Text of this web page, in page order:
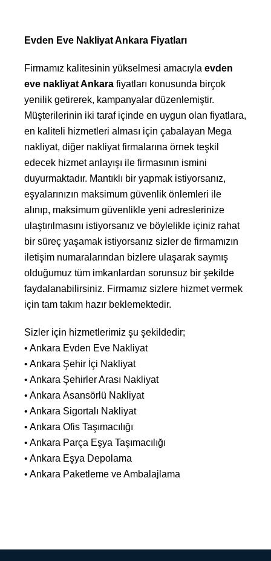
Evden Eve Nakliyat Ankara Fiyatları
Firmamız kalitesinin yükselmesi amacıyla evden
eve nakliyat Ankara fiyatları konusunda birçok
yenilik getirerek, kampanyalar düzenlemiştir.
Müşterilerinin iki taraf içinde en uygun olan fiyatlara,
en kaliteli hizmetleri alması için çabalayan Mega
nakliyat, diğer nakliyat firmalarına örnek teşkil
edecek hizmet anlayışı ile firmasının ismini
duyurmaktadır. Mantıklı bir yapmak istiyorsanız,
eşyalarınızın maksimum güvenlik önlemleri ile
alınıp, maksimum güvenlikle yeni adreslerinize
ulaştırılmasını istiyorsanız ve böylelikle içiniz rahat
bir süreç yaşamak istiyorsanız sizler de firmamızın
iletişim numaralarından bizlere ulaşarak saymış
olduğumuz tüm imkanlardan sorunsuz bir şekilde
faydalanabilirsiniz. Firmamız sizlere hizmet vermek
için tam takım hazır beklemektedir.
Sizler için hizmetlerimiz şu şekildedir;
• Ankara Evden Eve Nakliyat
• Ankara Şehir İçi Nakliyat
• Ankara Şehirler Arası Nakliyat
• Ankara Asansörlü Nakliyat
• Ankara Sigortalı Nakliyat
• Ankara Ofis Taşımacılığı
• Ankara Parça Eşya Taşımacılığı
• Ankara Eşya Depolama
• Ankara Paketleme ve Ambalajlama